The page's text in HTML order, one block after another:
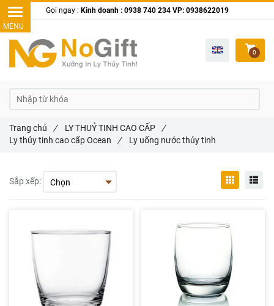
Sắp xếp:
Trang chủ / LY THUỶ TINH CAO CẤP /
Ly thủy tinh cao cấp Ocean
/ Ly uống nước thủy tinh
Gọi ngay : Kinh doanh : 0938 740 234 VP: 0938622019
0